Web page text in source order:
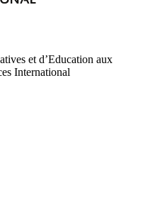
et d’Education aux
International